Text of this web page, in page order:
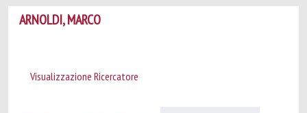
ARNOLDI, MARCO
Visualizzazione Ricercatore